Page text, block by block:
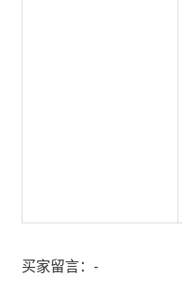
买家留言：-